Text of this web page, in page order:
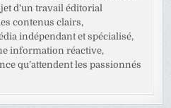
d’un travail éditorial
contenus clairs,
indépendant et spécialisé,
information réactive,
qu’attendent les passionnés